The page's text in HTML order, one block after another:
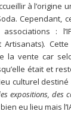
à
Cependant,
:
Artisanats).
vente car
était et
culturel
expositions, des
eu lieu mais